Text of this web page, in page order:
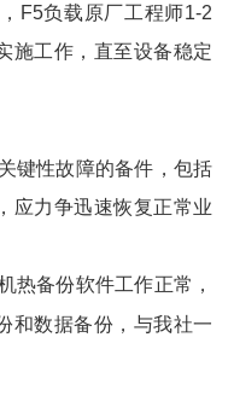
F5负载原厂工程师1-2
施工作，直至设备稳定
键性故障的备件，包括
应力争迅速恢复正常业
热备份软件工作正常，
和数据备份，与我社一